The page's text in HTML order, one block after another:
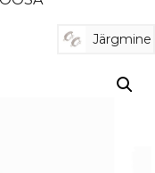
Järgmine